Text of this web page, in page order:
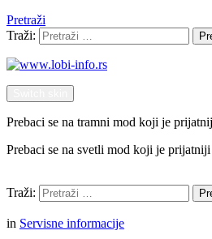
Pretraži
Traži:
Prebaci se na tramni mod koji je
Prebaci se na svetli mod koji je
Traži:
in Servisne informacije